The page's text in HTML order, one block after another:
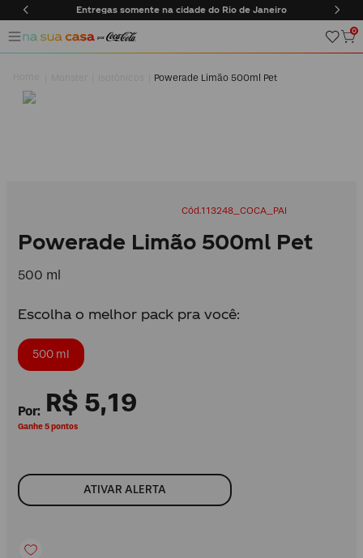
Entregas somente na cidade do Rio de Janeiro
0
Powerade Limão 500ml Pet
113248_COCA_PAI
Powerade Limão 500ml Pet
500 ml
Escolha o melhor pack pra você:
500 ml
R$ 5,19
Ganhe 5 pontos
ATIVAR ALERTA